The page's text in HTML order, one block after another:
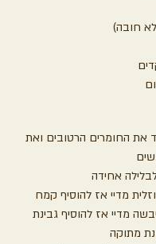
חובה)
את החומרים הרטובים ואת
אחידה
מדיי אז להוסיף קמח
מדיי אז להוסיף גבינת
מתוקה